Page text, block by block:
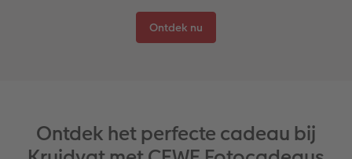
Ontdek nu
Ontdek het perfecte cadeau bij